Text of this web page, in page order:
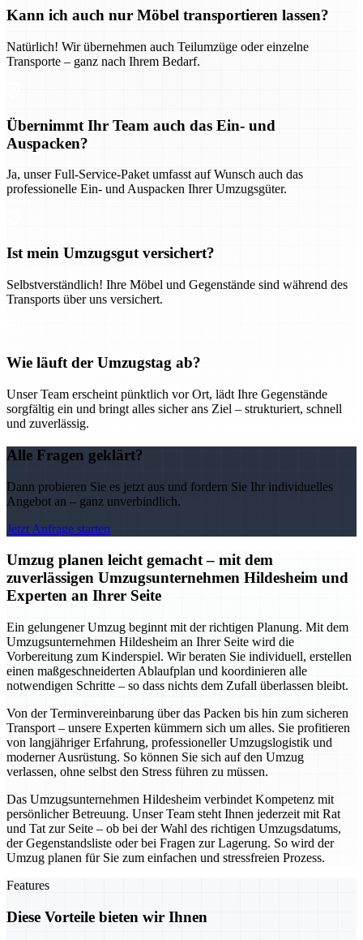
Kann ich auch nur Möbel transportieren lassen?
Natürlich! Wir übernehmen auch Teilumzüge oder einzelne
Transporte – ganz nach Ihrem Bedarf.
Übernimmt Ihr Team auch das Ein- und
Auspacken?
Ja, unser Full-Service-Paket umfasst auf Wunsch auch das
professionelle Ein- und Auspacken Ihrer Umzugsgüter.
Ist mein Umzugsgut versichert?
Selbstverständlich! Ihre Möbel und Gegenstände sind während des
Transports über uns versichert.
Wie läuft der Umzugstag ab?
Unser Team erscheint pünktlich vor Ort, lädt Ihre Gegenstände
sorgfältig ein und bringt alles sicher ans Ziel – strukturiert, schnell
und zuverlässig.
Alle Fragen geklärt?
Dann probieren Sie es jetzt aus und fordern Sie Ihr individuelles
Angebot an – ganz unverbindlich.
Jetzt Anfrage starten
Umzug planen leicht gemacht – mit dem
zuverlässigen Umzugsunternehmen Hildesheim und
Experten an Ihrer Seite
Ein gelungener Umzug beginnt mit der richtigen Planung. Mit dem
Umzugsunternehmen Hildesheim an Ihrer Seite wird die
Vorbereitung zum Kinderspiel. Wir beraten Sie individuell, erstellen
einen maßgeschneiderten Ablaufplan und koordinieren alle
notwendigen Schritte – so dass nichts dem Zufall überlassen bleibt.
Von der Terminvereinbarung über das Packen bis hin zum sicheren
Transport – unsere Experten kümmern sich um alles. Sie profitieren
von langjähriger Erfahrung, professioneller Umzugslogistik und
moderner Ausrüstung. So können Sie sich auf den Umzug
verlassen, ohne selbst den Stress führen zu müssen.
Das Umzugsunternehmen Hildesheim verbindet Kompetenz mit
persönlicher Betreuung. Unser Team steht Ihnen jederzeit mit Rat
und Tat zur Seite – ob bei der Wahl des richtigen Umzugsdatums,
der Gegenstandsliste oder bei Fragen zur Lagerung. So wird der
Umzug planen für Sie zum einfachen und stressfreien Prozess.
Features
Diese Vorteile bieten wir Ihnen